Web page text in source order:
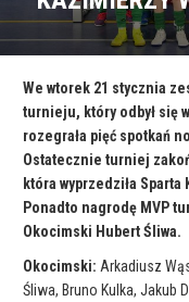
We wtorek 21 stycznia
turnieju, który odbył się
rozegrała pięć spotkań
Ostatecznie turniej
która wyprzedziła
Ponadto nagrodę MVP
Okocimski Hubert Śliwa.
Okocimski: Arkadiusz
Śliwa, Bruno Kulka, Jakub